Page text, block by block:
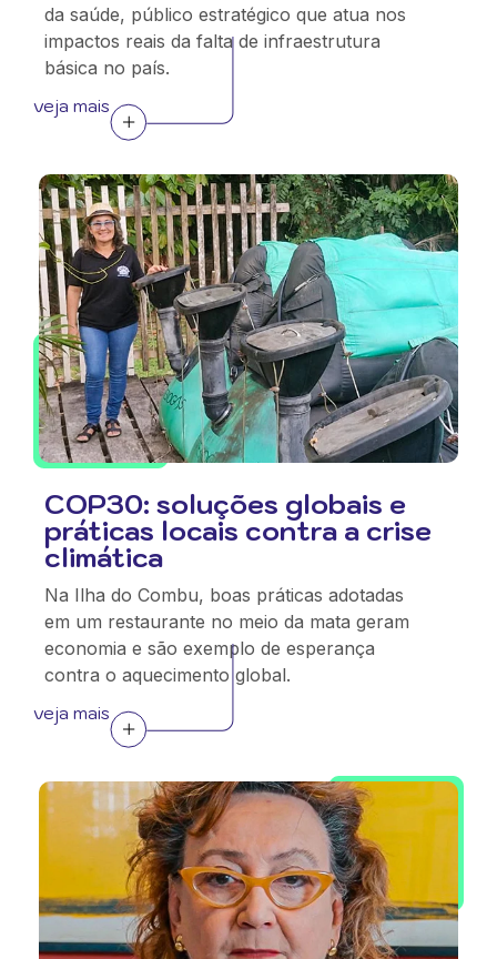
da saúde, público estratégico que atua nos
impactos reais da falta de infraestrutura
básica no país.
veja mais
COP30: soluções globais e
práticas locais contra a crise
climática
Na Ilha do Combu, boas práticas adotadas
em um restaurante no meio da mata geram
economia e são exemplo de esperança
contra o aquecimento global.
veja mais